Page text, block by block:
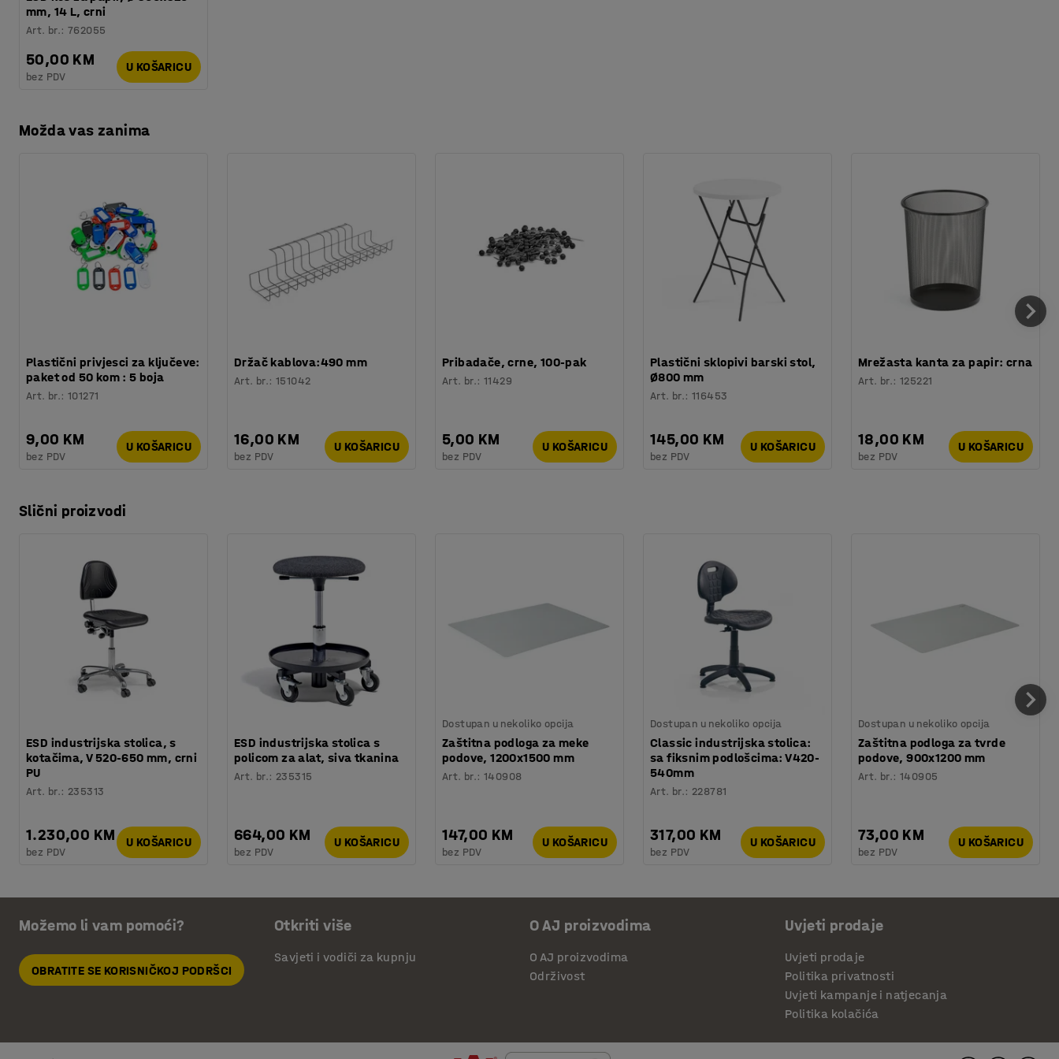
mm, 14 L, crni
Art. br.:762055
50,00 KM
bez PDV
U KOŠARICU
Možda vas zanima
Plastični privjesci za ključeve:
paket od 50 kom : 5 boja
Art. br.:101271
9,00 KM
bez PDV
U KOŠARICU
Držač kablova:490 mm
Art. br.:151042
16,00 KM
bez PDV
U KOŠARICU
Pribadače, crne, 100-pak
Art. br.:11429
5,00 KM
bez PDV
U KOŠARICU
Plastični sklopivi barski stol,
Ø800 mm
Art. br.:116453
145,00 KM
bez PDV
U KOŠARICU
Mrežasta kanta za papir: crna
Art. br.:125221
18,00 KM
bez PDV
U KOŠARICU
Slični proizvodi
ESD industrijska stolica, s
kotačima, V 520-650 mm, crni
PU
Art. br.: 235313
1.230,00 KM
bez PDV
U KOŠARICU
ESD industrijska stolica s
policom za alat, siva tkanina
Art. br.: 235315
664,00 KM
bez PDV
U KOŠARICU
Dostupan u nekoliko opcija
Zaštitna podloga za meke
podove, 1200x1500 mm
Art. br.:140908
147,00 KM
bez PDV
U KOŠARICU
Dostupan u nekoliko opcija
Classic industrijska stolica:
sa fiksnim podlošcima: V420-
540mm
Art. br.: 228781
317,00 KM
bez PDV
U KOŠARICU
Dostupan u nekoliko opcija
Zaštitna podloga za tvrde
podove, 900x1200 mm
Art. br.:140905
73,00 KM
bez PDV
U KOŠARICU
Možemo li vam pomoći?
OBRATITE SE KORISNIČKOJ PODRŠCI
Otkriti više
Savjeti i vodiči za kupnju
O AJ proizvodima
O AJ proizvodima
Održivost
Uvjeti prodaje
Uvjeti prodaje
Politika privatnosti
Uvjeti kampanje i natjecanja
Politika kolačića